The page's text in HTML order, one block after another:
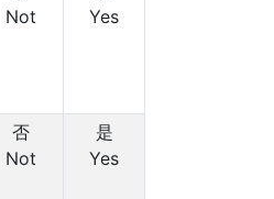
Not
Yes
否
Not
是
Yes